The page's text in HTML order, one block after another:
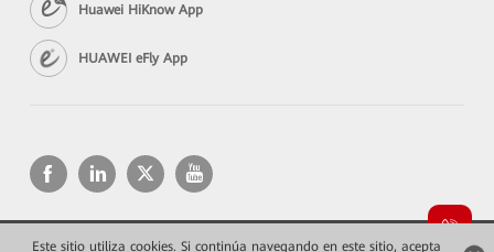
Este sitio utiliza cookies. Si continúa navegando en este sitio, acepta
Huawei HiKnow App
HUAWEI eFly App
Copyright © 2026 Huawei Technologies Co., Ltd. Todos los derechos reservados.